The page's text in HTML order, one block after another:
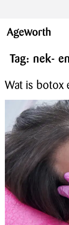
Tag: nek-
Wat is botox